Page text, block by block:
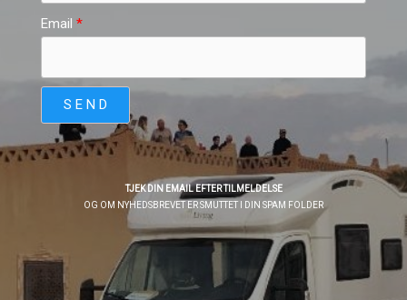
Email
S E N D
TJEK DIN EMAIL EFTER TILMELDELSE
OG OM NYHEDSBREVET ER SMUTTET I DIN SPAM FOLDER